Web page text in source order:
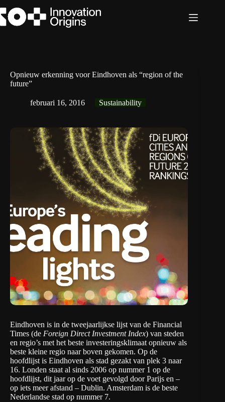
naar
de
Opnieuw erkenning voor Eindhoven als “region of the
future”
februari 16, 2016 Sustainability
Eindhoven is in de tweejaarlijkse lijst van de Financial
Times (de Foreign Direct Investment Index) van steden
en regio’s met het beste investeringsklimaat opnieuw als
beste kleine regio naar boven gekomen. Op de
hoofdlijst is Eindhoven als stad gezakt van plek 3 naar
16. Londen staat al sinds 2006 op nummer 1 op de
hoofdlijst, dit jaar op de voet gevolgd door Parijs en –
op iets meer afstand – Dublin. Amsterdam is de beste
Nederlandse stad op nummer 7.